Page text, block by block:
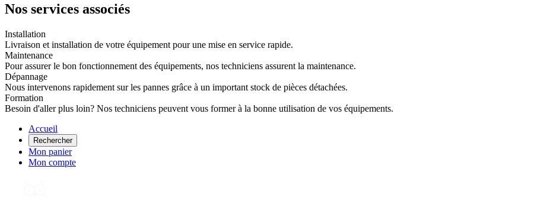
Nos services associés
Installation
Livraison et installation de votre équipement pour une mise en service rapide.
Maintenance
Pour assurer le bon fonctionnement des équipements, nos techniciens assurent la maintenance.
Dépannage
Nous intervenons rapidement sur les pannes grâce à un important stock de pièces détachées.
Formation
Besoin d'aller plus loin? Nos techniciens peuvent vous former à la bonne utilisation de vos équipements.
Accueil
Rechercher
Mon panier
Mon compte